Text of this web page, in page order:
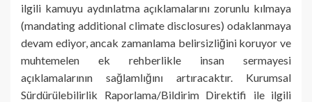
ilgili kamuyu aydınlatma açıklamalarını zorunlu kılmaya
(mandating additional climate disclosures) odaklanmaya
devam ediyor, ancak zamanlama belirsizliğini koruyor ve
muhtemelen ek rehberlikle insan sermayesi
açıklamalarının sağlamlığını artıracaktır. Kurumsal
Sürdürülebilirlik Raporlama/Bildirim Direktifi ile ilgili